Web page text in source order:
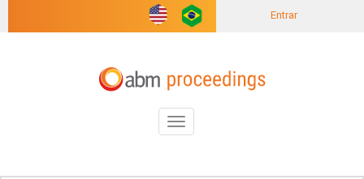
Entrar
Toggle
navigation